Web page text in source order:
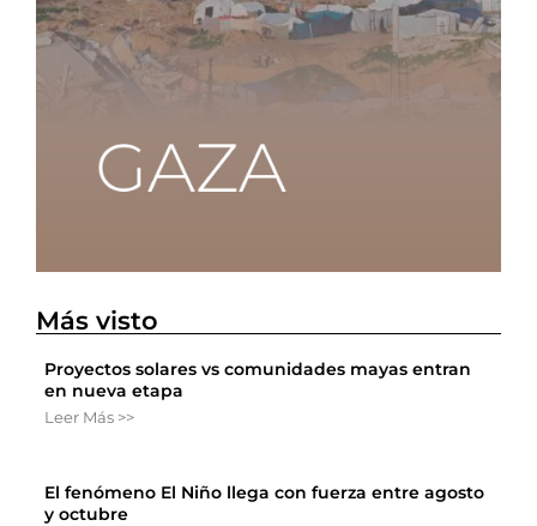
Más visto
Proyectos solares vs comunidades mayas entran
en nueva etapa
Leer Más >>
El fenómeno El Niño llega con fuerza entre agosto
y octubre